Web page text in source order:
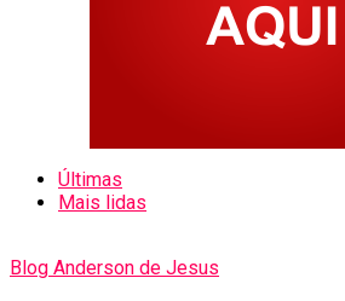
Últimas
Mais lidas
Blog Anderson de Jesus